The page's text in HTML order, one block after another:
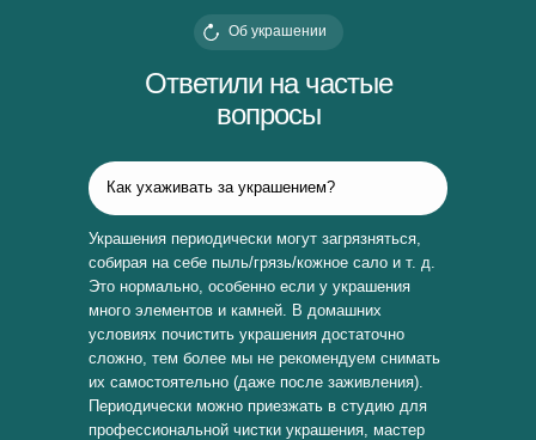
Ответили на частые
вопросы
Об украшении
Как ухаживать за украшением?
Украшения периодически могут загрязняться,
собирая на себе пыль/грязь/кожное сало и т. д.
Это нормально, особенно если у украшения
много элементов и камней. В домашних
условиях почистить украшения достаточно
сложно, тем более мы не рекомендуем снимать
их самостоятельно (даже после заживления).
Периодически можно приезжать в студию для
профессиональной чистки украшения, мастер